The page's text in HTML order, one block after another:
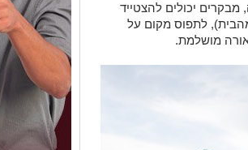
יכולים להצטייד
לתפוס מקום על
מושלמת.